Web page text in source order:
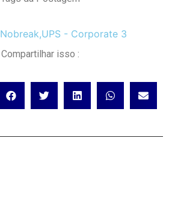
Nobreak,UPS - Corporate 3
Compartilhar isso :